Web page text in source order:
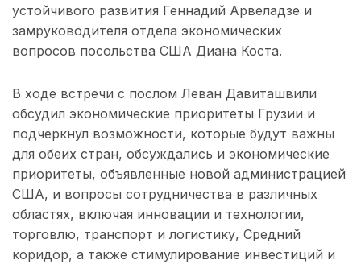
устойчивого развития Геннадий Арвеладзе и
замруководителя отдела экономических
вопросов посольства США Диана Коста.
В ходе встречи с послом Леван Давиташвили
обсудил экономические приоритеты Грузии и
подчеркнул возможности, которые будут важны
для обеих стран, обсуждались и экономические
приоритеты, объявленные новой администрацией
США, и вопросы сотрудничества в различных
областях, включая инновации и технологии,
торговлю, транспорт и логистику, Средний
коридор, а также стимулирование инвестиций и